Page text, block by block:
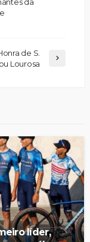
de S.
Lourosa
líder,